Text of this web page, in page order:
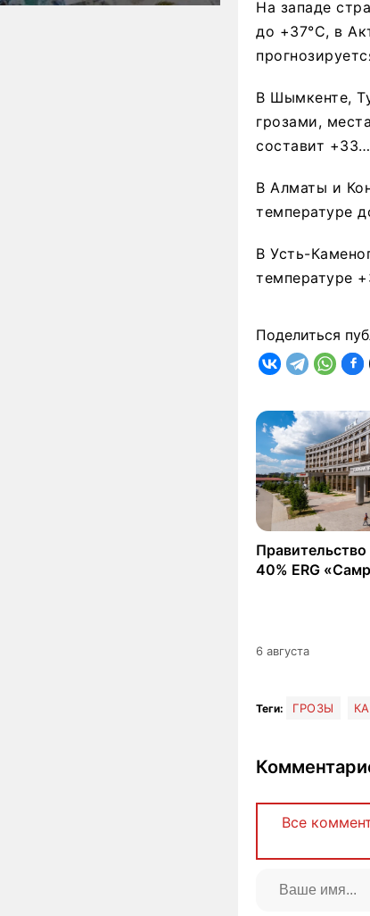
На западе
до +37°C, в
В Шымкенте,
грозами,
составит
В Алматы и
температуре
В Усть-
температуре
Поделиться
40% ERG
6 августа
Теги: ГРОЗЫ
Все